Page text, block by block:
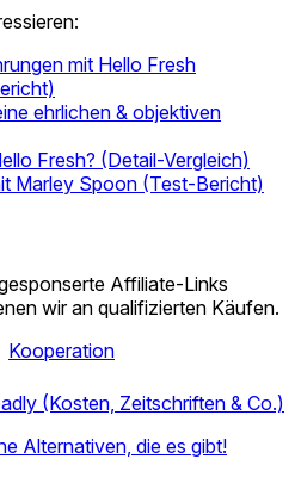
mit Hello Fresh
ehrlichen & objektiven
Fresh? (Detail-Vergleich)
Marley Spoon (Test-Bericht)
Affiliate-Links
wir an qualifizierten Käufen.
Kooperation
(Kosten, Zeitschriften & Co.)
Alternativen, die es gibt!